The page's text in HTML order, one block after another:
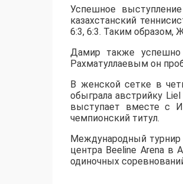
Успешное
казахстанский
6:3, 6:3. Таким образом,
Дамир также успешно
Рахматуллаевым он
В женской сетке в
обыграла австрийку
выступает вместе с
чемпионский титул.
Международный турнир
центра Beeline Arena в
одиночных